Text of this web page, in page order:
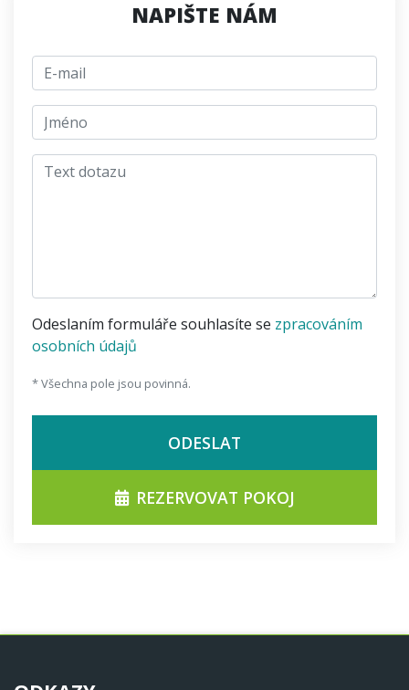
NAPIŠTE NÁM
E-mail
jmeno
Text dotazu
Odeslaním formuláře souhlasíte se zpracováním
osobních údajů
* Všechna pole jsou povinná.
ODESLAT
REZERVOVAT POKOJ